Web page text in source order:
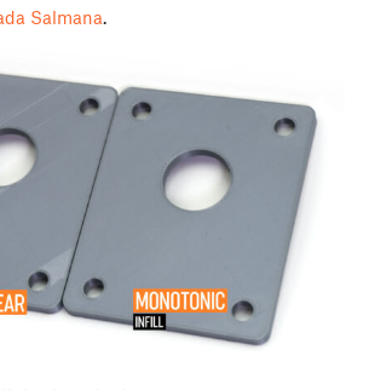
Salmana.